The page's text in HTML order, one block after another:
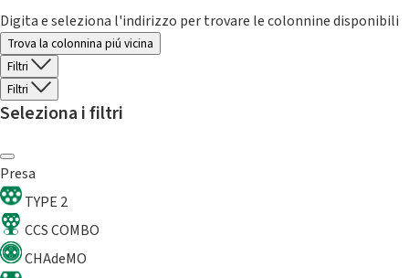
Digita e seleziona l'indirizzo per trovare le colonnine disponibili
Trova la colonnina piú vicina
Filtri
Filtri
Seleziona i filtri
Presa
TYPE 2
CCS COMBO
CHAdeMO